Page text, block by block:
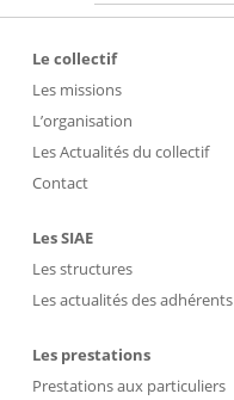
Le collectif
Les missions
L’organisation
Les Actualités du collectif
Contact
Les SIAE
Les structures
Les actualités des adhérents
Les prestations
Prestations aux particuliers